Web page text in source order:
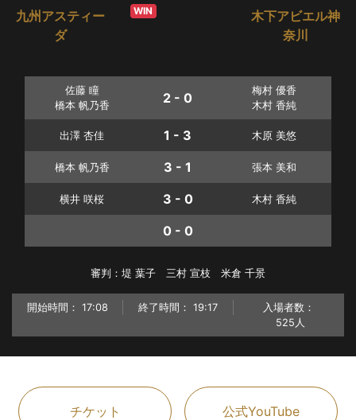
九州アスティー
ダ
WIN
木下アビエル神
奈川
佐藤 瞳
橋本 帆乃香
2 - 0
梅村 優香
木村 香純
出澤 杏佳 1 - 3 木原 美悠
橋本 帆乃香 3 - 1 張本 美和
横井 咲桜 3 - 0 木村 香純
0 - 0
審判：堤 葉子 三村 宣枝 米倉 千景
開始時間： 17:08 終了時間： 19:17
入場者数：
525人
チケット 公式YouTube